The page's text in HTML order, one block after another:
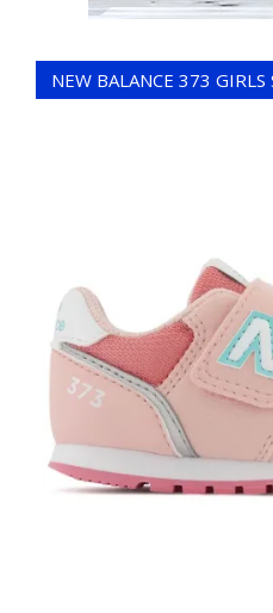
NEW BALANCE 373 GIRLS